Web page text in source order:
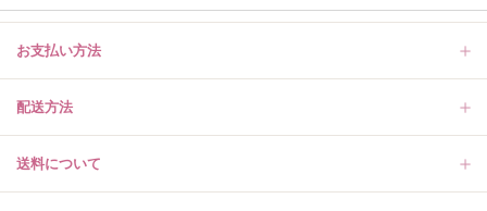
お支払い方法
配送方法
送料について